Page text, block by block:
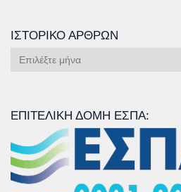
ΙΣΤΟΡΙΚΌ ΆΡΘΡΩΝ
Ιστορικό
ΕΠΙΤΕΛΙΚΉ ΔΟΜΉ ΕΣΠΑ: